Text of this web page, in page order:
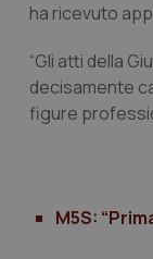
ha ricevuto
“Gli atti della
decisamente
figure
M5S: